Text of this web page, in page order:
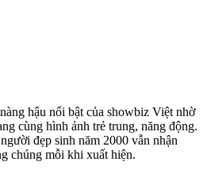
hậu nổi bật của showbiz Việt nhờ
cùng hình ảnh trẻ trung, năng động.
đẹp sinh năm 2000 vẫn nhận
chúng mỗi khi xuất hiện.